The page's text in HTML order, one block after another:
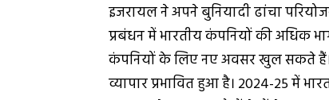
इजरायल ने अपने बुनियादी ढांचा
प्रबंधन में भारतीय कंपनियों की अधिक
कंपनियों के लिए नए अवसर खुल सकते हैं।
व्यापार प्रभावित हुआ है। 2024-25 में